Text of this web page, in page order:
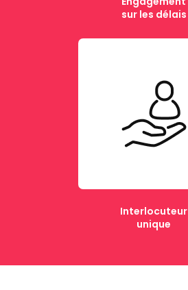
sur les délais
Interlocuteur
unique